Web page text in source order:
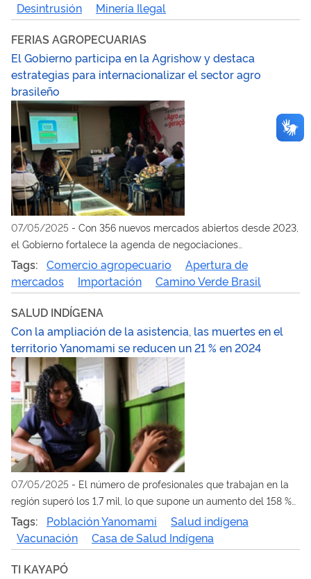
58 incursiones contra la minería ilegal
Desintrusión Minería Ilegal
FERIAS AGROPECUARIAS
El Gobierno participa en la Agrishow y destaca
estrategias para internacionalizar el sector agro
brasileño
07/05/2025 - Con 356 nuevos mercados abiertos desde 2023,
el Gobierno fortalece la agenda de negociaciones
internacionales, la promoción comercial, el papel de los
agregados agrícolas y el uso de análisis estratégicos para
consolidar a Brasil como proveedor global de alimentos
Tags: Comercio agropecuario
Apertura de
mercados
Importación Camino Verde Brasil
SALUD INDÍGENA
Con la ampliación de la asistencia, las muertes en el
territorio Yanomami se reducen un 21 % en 2024
07/05/2025 - El número de profesionales que trabajan en la
región superó los 1,7 mil, lo que supone un aumento del 158 %
respecto a 2023. Estos datos proceden del Informe 7 del
Centro de Operaciones de Emergencias Yanomami
Tags: Población Yanomami
Salud indígena
Vacunación
Casa de Salud Indígena
TI KAYAPÓ